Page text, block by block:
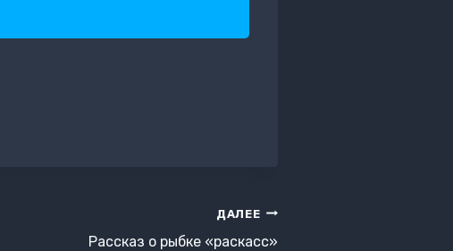
ДАЛЕЕ
Рассказ о рыбке «раскасс»